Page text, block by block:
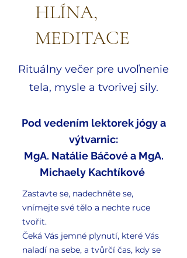
HLÍNA,
MEDITACE
Rituálny večer pre uvoľnenie
tela, mysle a tvorivej sily.
Pod vedením lektorek jógy a
výtvarnic:
MgA. Natálie Báčové a MgA.
Michaely Kachtíkové
Zastavte se, nadechněte se,
vnímejte své tělo a nechte ruce
tvořit.
Čeká Vás jemné plynutí, které Vás
naladí na sebe, a tvůrčí čas, kdy se